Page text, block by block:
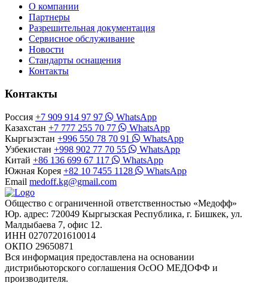
О компании
Партнеры
Разрешительная документация
Сервисное обслуживание
Новости
Стандарты оснащения
Контакты
Контакты
Россия +7 909 914 97 97
WhatsApp
Казахстан +7 777 255 70 77
WhatsApp
Кыргызстан +996 550 78 70 91
WhatsApp
Узбекистан +998 902 77 70 55
WhatsApp
Китай +86 136 699 67 117
WhatsApp
Южная Корея +82 10 7455 1128
WhatsApp
Email medoff.kg@gmail.com
Общество с ограниченной ответственностью «Медофф»
Юр. адрес: 720049 Кыргызская Республика, г. Бишкек, ул.
Малдыбаева 7, офис 12.
ИНН 02707201610014
ОКПО 29650871
Вся информация предоставлена на основании
дистрибьюторского соглашения ОсОО МЕДОФФ и
производителя.